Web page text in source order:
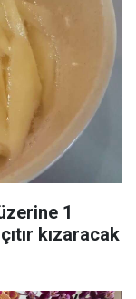
1
kızaracak